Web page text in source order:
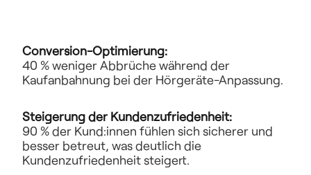
Conversion-Optimierung:
40 % weniger Abbrüche während der
Kaufanbahnung bei der Hörgeräte-Anpassung.
Steigerung der Kundenzufriedenheit:
90 % der Kund:innen fühlen sich sicherer und
besser betreut, was deutlich die
Kundenzufriedenheit steigert.